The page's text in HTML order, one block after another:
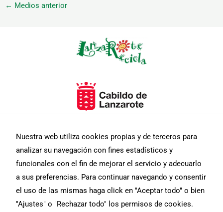
← Medios anterior
Nuestra web utiliza cookies propias y de terceros para
analizar su navegación con fines estadísticos y
funcionales con el fin de mejorar el servicio y adecuarlo
a sus preferencias. Para continuar navegando y consentir
el uso de las mismas haga click en "Aceptar todo" o bien
"Ajustes" o "Rechazar todo" los permisos de cookies.
Estas
cookies no
son
necesarias
para que
funcione la
web.
Estadísticas